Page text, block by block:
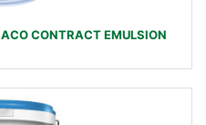
CONTRACT EMULSION